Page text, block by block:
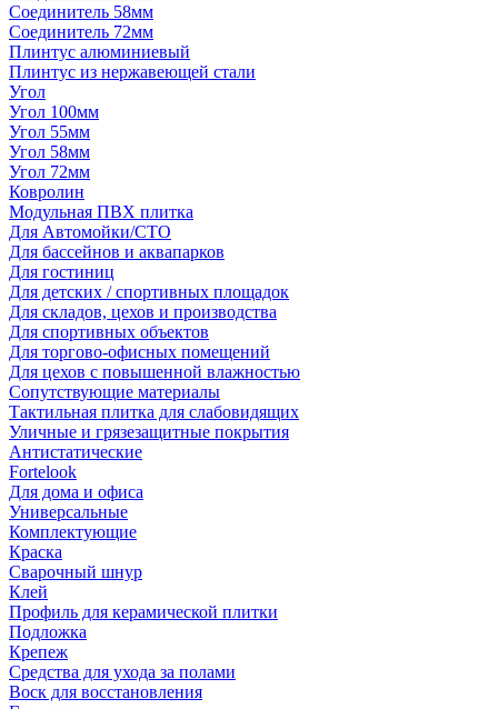
Соединитель 58мм
Соединитель 72мм
Плинтус алюминиевый
Плинтус из нержавеющей стали
Угол
Угол 100мм
Угол 55мм
Угол 58мм
Угол 72мм
Ковролин
Модульная ПВХ плитка
Для Автомойки/СТО
Для бассейнов и аквапарков
Для гостиниц
Для детских / спортивных площадок
Для складов, цехов и производства
Для спортивных объектов
Для торгово-офисных помещений
Для цехов с повышенной влажностью
Сопутствующие материалы
Тактильная плитка для слабовидящих
Уличные и грязезащитные покрытия
Антистатические
Fortelook
Для дома и офиса
Универсальные
Комплектующие
Краска
Сварочный шнур
Клей
Профиль для керамической плитки
Подложка
Крепеж
Средства для ухода за полами
Воск для восстановления